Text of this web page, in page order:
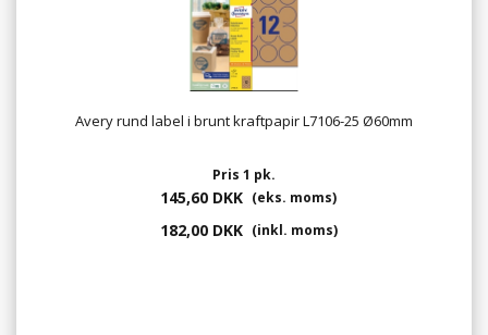
Avery rund label i brunt kraftpapir L7106-25 Ø60mm
Pris 1 pk.
145,60 DKK (eks. moms)
182,00 DKK (inkl. moms)